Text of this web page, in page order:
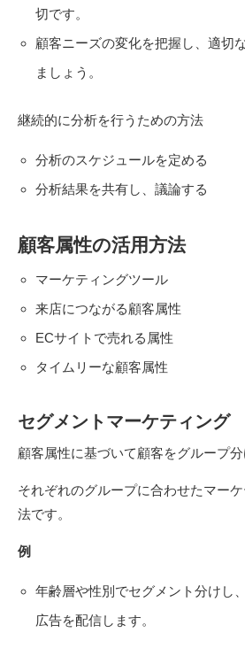
切です。
顧客ニーズの変化を把握し、適切
ましょう。
継続的に分析を行うための方法
分析のスケジュールを定める
分析結果を共有し、議論する
顧客属性の活用方法
マーケティングツール
来店につながる顧客属性
ECサイトで売れる属性
タイムリーな顧客属性
セグメントマーケティング
顧客属性に基づいて顧客をグループ分
それぞれのグループに合わせたマー
法です。
例
年齢層や性別でセグメント分けし
広告を配信します。